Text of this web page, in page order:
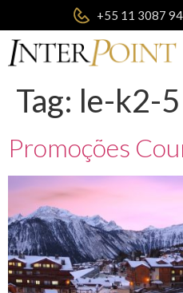
+55 11 3087
Tag: le-k2-5
Promoções